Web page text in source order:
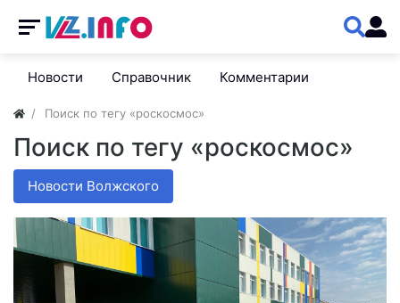
Новости Справочник Комментарии
Поиск по тегу «роскосмос»
Поиск по тегу «роскосмос»
Новости Волжского